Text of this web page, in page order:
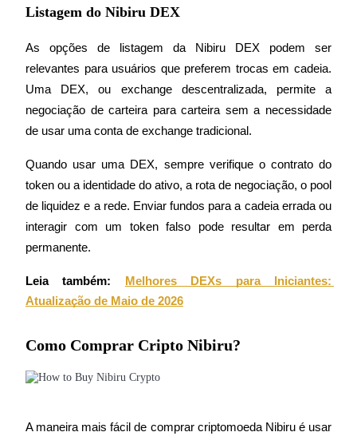
Empréstimos
Serviço de empréstimo apoiado por criptografia
Investimento Automático
Aprenda a apostar
Listagem do Nibiru DEX
As opções de listagem da Nibiru DEX podem ser
relevantes para usuários que preferem trocas em cadeia.
Uma DEX, ou exchange descentralizada, permite a
negociação de carteira para carteira sem a necessidade
de usar uma conta de exchange tradicional.
Quando usar uma DEX, sempre verifique o contrato do
token ou a identidade do ativo, a rota de negociação, o pool
de liquidez e a rede. Enviar fundos para a cadeia errada ou
interagir com um token falso pode resultar em perda
permanente.
Leia também:
Melhores DEXs para Iniciantes:
Atualização de Maio de 2026
Como Comprar Cripto Nibiru?
A maneira mais fácil de comprar criptomoeda Nibiru é usar